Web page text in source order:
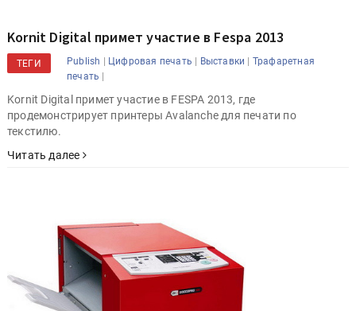
Kornit Digital примет участие в Fespa 2013
ТЕГИ Publish | Цифровая печать | Выставки | Трафаретная
печать |
Kornit Digital примет участие в FESPA 2013, где
продемонстрирует принтеры Avalanche для печати по
текстилю.
Читать далее